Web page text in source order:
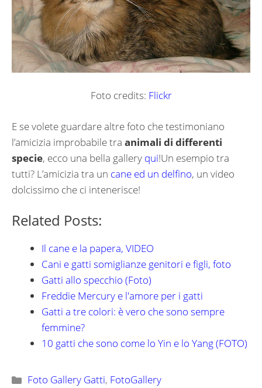
Foto credits: Flickr
E se volete guardare altre foto che testimoniano
l’amicizia improbabile tra animali di differenti
specie, ecco una bella gallery qui!Un esempio tra
tutti? L’amicizia tra un cane ed un delfino, un video
dolcissimo che ci intenerisce!
Related Posts:
Il cane e la papera, VIDEO
Cani e gatti somiglianze genitori e figli, foto
Gatti allo specchio (Foto)
Freddie Mercury e l'amore per i gatti
Gatti a tre colori: è vero che sono sempre
femmine?
10 gatti che sono come lo Yin e lo Yang (FOTO)
Categorie
Foto Gallery Gatti, FotoGallery